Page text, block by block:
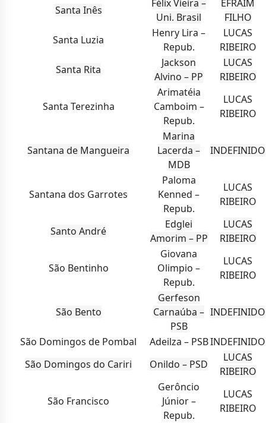
Santa Inês
Félix Vieira –
Uni. Brasil
EFRAIM
FILHO
Santa Luzia
Henry Lira –
Repub.
LUCAS
RIBEIRO
Santa Rita
Jackson
Alvino – PP
LUCAS
RIBEIRO
Santa Terezinha
Arimatéia
Camboim –
Repub.
LUCAS
RIBEIRO
Santana de Mangueira
Marina
Lacerda –
MDB
INDEFINIDO
Santana dos Garrotes
Paloma
Kenned –
Repub.
LUCAS
RIBEIRO
Santo André
Edglei
Amorim – PP
LUCAS
RIBEIRO
São Bentinho
Giovana
Olimpio –
Repub.
LUCAS
RIBEIRO
São Bento
Gerfeson
Carnaúba –
PSB
INDEFINIDO
São Domingos de Pombal Adeilza – PSBINDEFINIDO
São Domingos do Cariri
Onildo – PSD
LUCAS
RIBEIRO
São Francisco
Gerôncio
Júnior –
Repub.
LUCAS
RIBEIRO